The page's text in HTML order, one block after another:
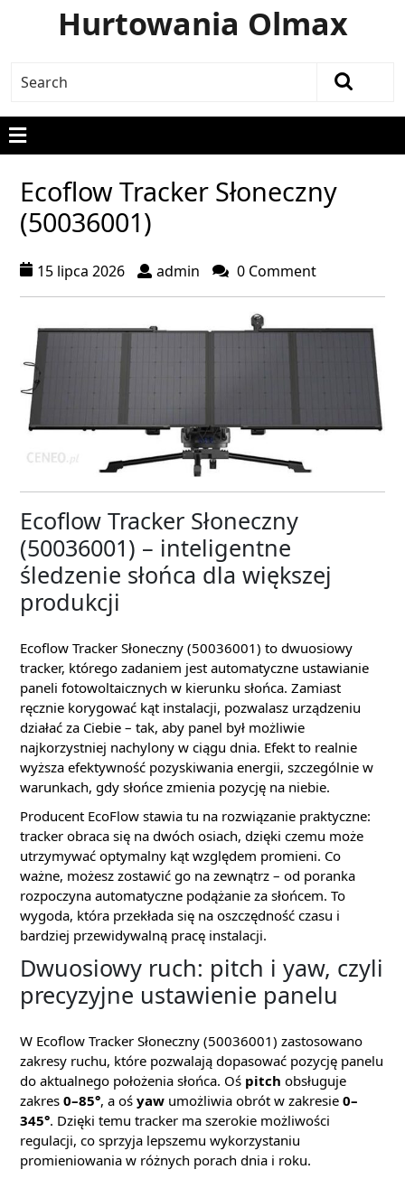
Hurtowania Olmax
Ecoflow Tracker Słoneczny
(50036001)
15 lipca 2026 admin 0 Comment
Ecoflow Tracker Słoneczny
(50036001) – inteligentne
śledzenie słońca dla większej
produkcji
Ecoflow Tracker Słoneczny (50036001) to dwuosiowy
tracker, którego zadaniem jest automatyczne ustawianie
paneli fotowoltaicznych w kierunku słońca. Zamiast
ręcznie korygować kąt instalacji, pozwalasz urządzeniu
działać za Ciebie – tak, aby panel był możliwie
najkorzystniej nachylony w ciągu dnia. Efekt to realnie
wyższa efektywność pozyskiwania energii, szczególnie w
warunkach, gdy słońce zmienia pozycję na niebie.
Producent EcoFlow stawia tu na rozwiązanie praktyczne:
tracker obraca się na dwóch osiach, dzięki czemu może
utrzymywać optymalny kąt względem promieni. Co
ważne, możesz zostawić go na zewnątrz – od poranka
rozpoczyna automatyczne podążanie za słońcem. To
wygoda, która przekłada się na oszczędność czasu i
bardziej przewidywalną pracę instalacji.
Dwuosiowy ruch: pitch i yaw, czyli
precyzyjne ustawienie panelu
W Ecoflow Tracker Słoneczny (50036001) zastosowano
zakresy ruchu, które pozwalają dopasować pozycję panelu
do aktualnego położenia słońca. Oś pitch obsługuje
zakres 0–85°, a oś yaw umożliwia obrót w zakresie 0–
345°. Dzięki temu tracker ma szerokie możliwości
regulacji, co sprzyja lepszemu wykorzystaniu
promieniowania w różnych porach dnia i roku.